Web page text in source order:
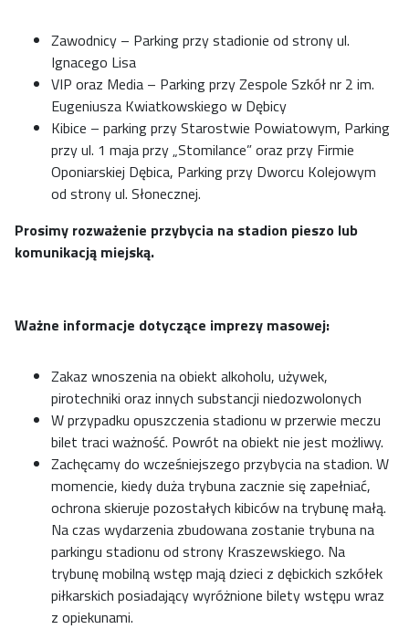
Zawodnicy – Parking przy stadionie od strony ul.
Ignacego Lisa
VIP oraz Media – Parking przy Zespole Szkół nr 2 im.
Eugeniusza Kwiatkowskiego w Dębicy
Kibice – parking przy Starostwie Powiatowym, Parking
przy ul. 1 maja przy „Stomilance” oraz przy Firmie
Oponiarskiej Dębica, Parking przy Dworcu Kolejowym
od strony ul. Słonecznej.
Prosimy rozważenie przybycia na stadion pieszo lub
komunikacją miejską.
Ważne informacje dotyczące imprezy masowej:
Zakaz wnoszenia na obiekt alkoholu, używek,
pirotechniki oraz innych substancji niedozwolonych
W przypadku opuszczenia stadionu w przerwie meczu
bilet traci ważność. Powrót na obiekt nie jest możliwy.
Zachęcamy do wcześniejszego przybycia na stadion. W
momencie, kiedy duża trybuna zacznie się zapełniać,
ochrona skieruje pozostałych kibiców na trybunę małą.
Na czas wydarzenia zbudowana zostanie trybuna na
parkingu stadionu od strony Kraszewskiego. Na
trybunę mobilną wstęp mają dzieci z dębickich szkółek
piłkarskich posiadający wyróżnione bilety wstępu wraz
z opiekunami.